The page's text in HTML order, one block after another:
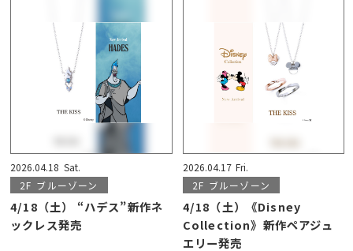
2026.04.18 Sat.
2F ブルーゾーン
4/18（土） “ハデス”新作ネ
ックレス発売
2026.04.17 Fri.
2F ブルーゾーン
4/18（土）《Disney
Collection》新作ペアジュ
エリー発売